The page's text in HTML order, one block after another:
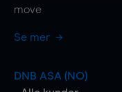
move
Se mer
DNB ASA (NO)